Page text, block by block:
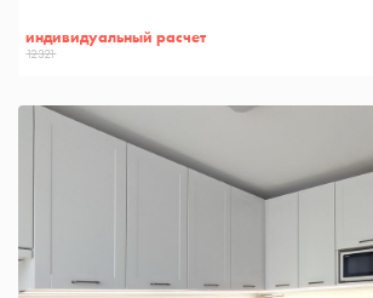
индивидуальный расчет
12321